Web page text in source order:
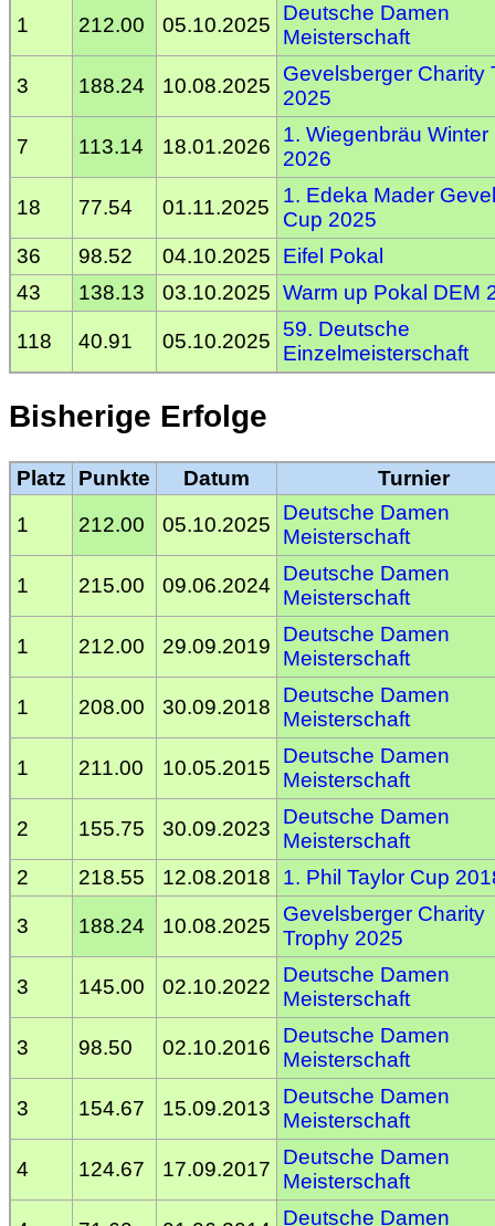
1
212.00 05.10.2025
Deutsche Damen
Meisterschaft
3 188.24 10.08.2025
Gevelsberger Charity
2025
7 113.14 18.01.2026
1. Wiegenbräu Winter
2026
18 77.54 01.11.2025
1. Edeka Mader
Cup 2025
36
98.52 04.10.2025
Eifel Pokal
43
138.13 03.10.2025 Warm up Pokal DEM
118 40.91 05.10.2025
59. Deutsche
Einzelmeisterschaft
Bisherige Erfolge
Platz Punkte Datum
Turnier
1
212.00 05.10.2025
Deutsche Damen
Meisterschaft
1 215.00 09.06.2024
Deutsche Damen
Meisterschaft
1 212.00 29.09.2019
Deutsche Damen
Meisterschaft
1 208.00 30.09.2018
Deutsche Damen
Meisterschaft
1 211.00 10.05.2015
Deutsche Damen
Meisterschaft
2 155.75 30.09.2023
Deutsche Damen
Meisterschaft
2
218.55 12.08.2018 1. Phil Taylor Cup
3 188.24 10.08.2025
Gevelsberger Charity
Trophy 2025
3 145.00 02.10.2022
Deutsche Damen
Meisterschaft
3 98.50 02.10.2016
Deutsche Damen
Meisterschaft
3 154.67 15.09.2013
Deutsche Damen
Meisterschaft
4 124.67 17.09.2017
Deutsche Damen
Meisterschaft
Deutsche Damen